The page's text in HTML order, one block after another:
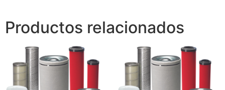
Productos relacionados